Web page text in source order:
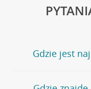
Gdzie jest
Jeśli szukasz